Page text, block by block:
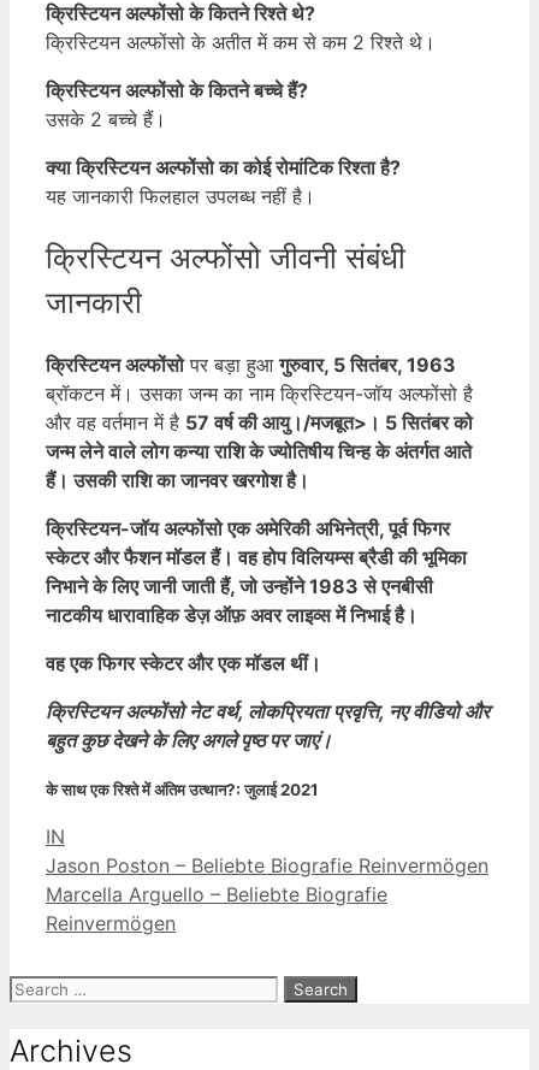
क्रिस्टियन अल्फोंसो के कितने रिश्ते थे?
क्रिस्टियन अल्फोंसो के अतीत में कम से कम 2 रिश्ते थे।
क्रिस्टियन अल्फोंसो के कितने बच्चे हैं?
उसके 2 बच्चे हैं।
क्या क्रिस्टियन अल्फोंसो का कोई रोमांटिक रिश्ता है?
यह जानकारी फिलहाल उपलब्ध नहीं है।
क्रिस्टियन अल्फोंसो जीवनी संबंधी
जानकारी
क्रिस्टियन अल्फोंसोपर बड़ा हुआगुरुवार, 5 सितंबर, 1963
ब्रॉकटन में। उसका जन्म का नाम क्रिस्टियन-जॉय अल्फोंसो है
और वह वर्तमान में है 57 वर्ष की आयु।/मजबूत>। 5 सितंबर को
जन्म लेने वाले लोग कन्या राशि के ज्योतिषीय चिन्ह के अंतर्गत आते
हैं। उसकी राशि का जानवर खरगोश है।
क्रिस्टियन-जॉय अल्फोंसो एक अमेरिकी अभिनेत्री, पूर्व फिगर
स्केटर और फैशन मॉडल हैं। वह होप विलियम्स ब्रैडी की भूमिका
निभाने के लिए जानी जाती हैं, जो उन्होंने 1983 से एनबीसी
नाटकीय धारावाहिक डेज़ ऑफ़ अवर लाइव्स में निभाई है।
वह एक फिगर स्केटर और एक मॉडल थीं।
क्रिस्टियन अल्फोंसो नेट वर्थ, लोकप्रियता प्रवृत्ति, नए वीडियो और
बहुत कुछ देखने के लिए अगले पृष्ठ पर जाएं।
के साथ एक रिश्ते में अंतिम उत्थान?:जुलाई 2021
Categories
IN
Jason Poston – Beliebte Biografie Reinvermögen
Marcella Arguello – Beliebte Biografie
Reinvermögen
Search
Archives